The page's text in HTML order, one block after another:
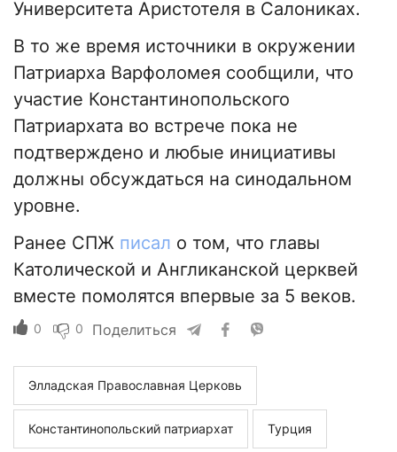
Университета Аристотеля в Салониках.
В то же время источники в окружении
Патриарха Варфоломея сообщили, что
участие Константинопольского
Патриархата во встрече пока не
подтверждено и любые инициативы
должны обсуждаться на синодальном
уровне.
Ранее СПЖ писал о том, что главы
Католической и Англиканской церквей
вместе помолятся впервые за 5 веков.
0 0 Поделиться
Элладская Православная Церковь
Константинопольский патриархат Турция